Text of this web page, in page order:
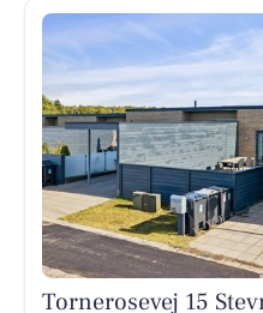
Tornerosevej 15